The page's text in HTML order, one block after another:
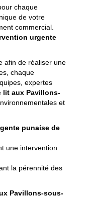
chaque
de votre
commercial.
urgente
afin de réaliser une
chaque
expertes
lit aux Pavillons-
et
punaise de
une intervention
la pérennité des
Pavillons-sous-